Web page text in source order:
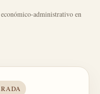
económico-administrativo en